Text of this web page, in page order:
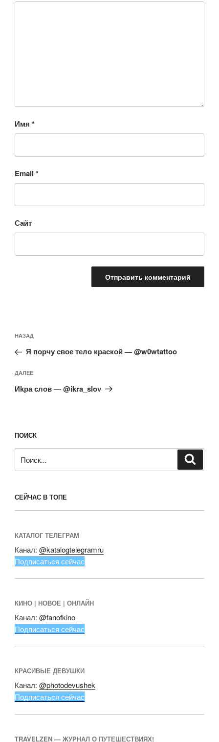
Имя *
Email *
Сайт
по
записям
Предыдущая
запись:
НАЗАД
Я порчу свое тело краской — @w0wtattoo
Следующая
запись
ДАЛЕЕ
Иkра слов — @ikra_slov
ПОИСК
СЕЙЧАС В ТОПЕ
КАТАЛОГ ТЕЛЕГРАМ
Канал: @katalogtelegramru
Подписаться сейчас
КИНО | НОВОЕ | ОНЛАЙН
Канал: @fanofkino
Подписаться сейчас
КРАСИВЫЕ ДЕВУШКИ
Канал: @photodevushek
Подписаться сейчас
TRAVELZEN — ЖУРНАЛ О ПУТЕШЕСТВИЯХ!